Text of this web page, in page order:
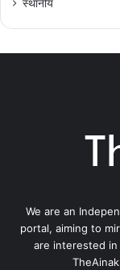
स्थानीय
We are an
portal, aiming to
are interested